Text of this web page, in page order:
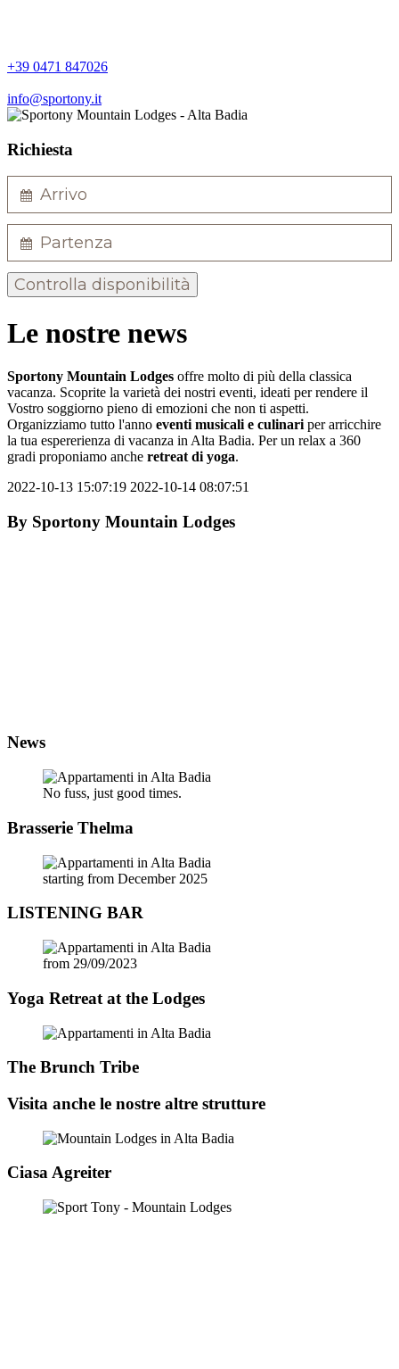
+39 0471 847026
info@sportony.it
Richiesta
Controlla disponibilità
Le nostre news
Sportony Mountain Lodges offre molto di più della classica
vacanza. Scoprite la varietà dei nostri eventi, ideati per rendere il
Vostro soggiorno pieno di emozioni che non ti aspetti.
Organizziamo tutto l'anno eventi musicali e culinari per arricchire
la tua espererienza di vacanza in Alta Badia. Per un relax a 360
gradi proponiamo anche retreat di yoga.
2022-10-13 15:07:19 2022-10-14 08:07:51
By Sportony Mountain Lodges
News
No fuss, just good times.
Brasserie Thelma
starting from December 2025
LISTENING BAR
from 29/09/2023
Yoga Retreat at the Lodges
The Brunch Tribe
Visita anche le nostre altre strutture
Ciasa Agreiter